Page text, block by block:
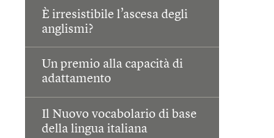
È irresistibile l’ascesa degli
anglismi?
Un premio alla capacità di
adattamento
Il Nuovo vocabolario di base
della lingua italiana